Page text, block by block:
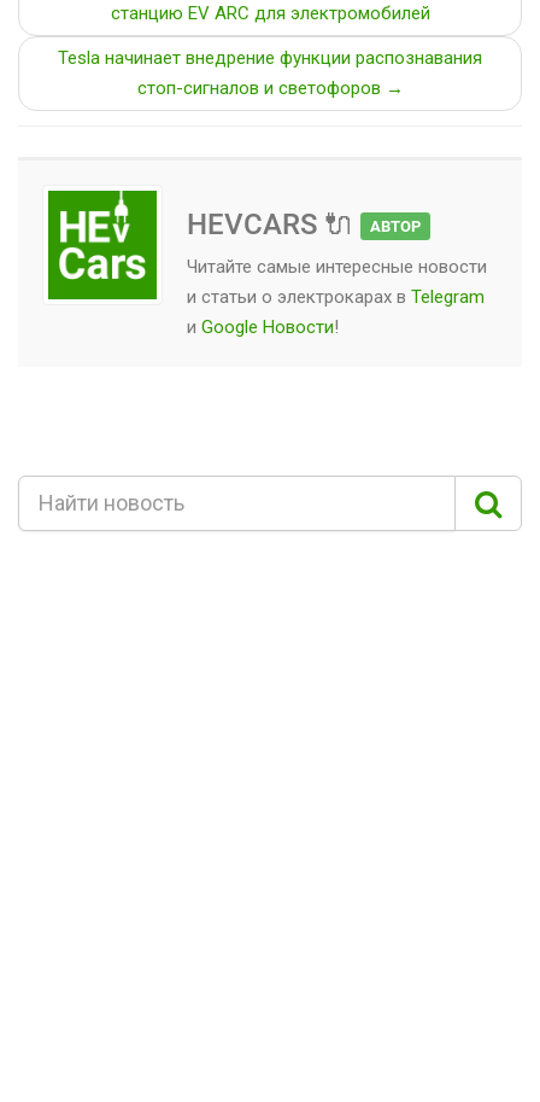
станцию EV ARC для электромобилей
Tesla начинает внедрение функции распознавания
стоп-сигналов и светофоров →
HEVCARS 🔌 АВТОР
Читайте самые интересные новости
и статьи о электрокарах в Telegram
и Google Новости!